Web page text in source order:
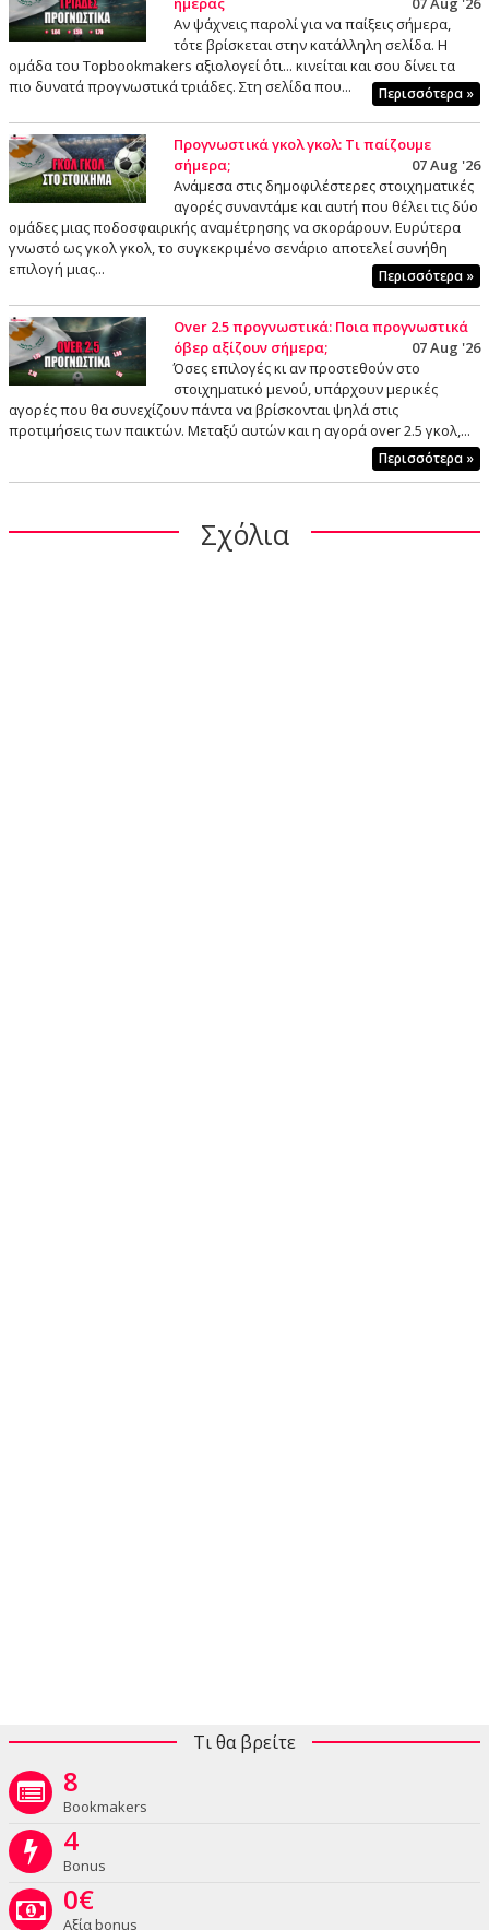
Αν ψάχνεις παρολί για να παίξεις σήμερα,
τότε βρίσκεται στην κατάλληλη σελίδα. Η
ομάδα του Topbookmakers αξιολογεί ότι... κινείται και σου δίνει τα
πιο δυνατά προγνωστικά τριάδες. Στη σελίδα που...
Περισσότερα »
Προγνωστικά γκολ γκολ: Τι παίζουμε
σήμερα;
07 Aug '26
Ανάμεσα στις δημοφιλέστερες στοιχηματικές
αγορές συναντάμε και αυτή που θέλει τις δύο
ομάδες μιας ποδοσφαιρικής αναμέτρησης να σκοράρουν. Ευρύτερα
γνωστό ως γκολ γκολ, το συγκεκριμένο σενάριο αποτελεί συνήθη
επιλογή μιας...
Περισσότερα »
Over 2.5 προγνωστικά: Ποια προγνωστικά
όβερ αξίζουν σήμερα;
07 Aug '26
Όσες επιλογές κι αν προστεθούν στο
στοιχηματικό μενού, υπάρχουν μερικές
αγορές που θα συνεχίζουν πάντα να βρίσκονται ψηλά στις
προτιμήσεις των παικτών. Μεταξύ αυτών και η αγορά over 2.5 γκολ,...
Περισσότερα »
Σχόλια
Τι θα βρείτε
8
Bookmakers
4
Bonus
0€
Αξία bonus